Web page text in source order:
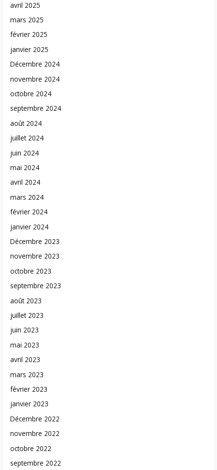
avril 2025
mars 2025
février 2025
janvier 2025
Décembre 2024
novembre 2024
octobre 2024
septembre 2024
août 2024
juillet 2024
juin 2024
mai 2024
avril 2024
mars 2024
février 2024
janvier 2024
Décembre 2023
novembre 2023
octobre 2023
septembre 2023
août 2023
juillet 2023
juin 2023
mai 2023
avril 2023
mars 2023
février 2023
janvier 2023
Décembre 2022
novembre 2022
octobre 2022
septembre 2022